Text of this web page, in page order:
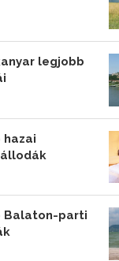
legjobb
hazai
Balaton-parti